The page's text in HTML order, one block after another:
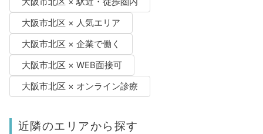
大阪市北区 × 人気エリア
大阪市北区 × 企業で働く
大阪市北区 × WEB面接可
大阪市北区 × オンライン診療
近隣のエリアから探す